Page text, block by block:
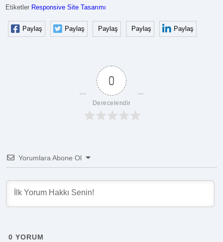
Etiketler Responsive Site Tasarımı
Paylaş Paylaş Paylaş Paylaş Paylaş
0
Derecelendir
Yorumlara Abone Ol
0 YORUM